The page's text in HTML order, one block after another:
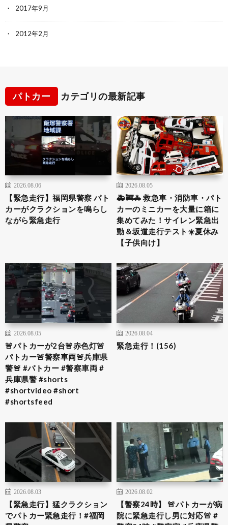
2017年9月
2012年2月
パトカー カテゴリの最新記事
2026.08.06
【緊急走行】福岡県警察 パト
カーがクラクションを鳴らし
ながら緊急走行
2026.08.05
🚑🚒🚓 救急車・消防車・パト
カーのミニカーを大量に箱に
集めてみた！サイレン緊急出
動＆坂道走行テスト☀️夏休み
【子供向け】
2026.08.05
🚨パトカーが2台🚨赤色灯🚨
パトカー🚨警察車両🚨兵庫県
警🚨 #パトカー #警察車両 #
兵庫県警 #shorts
#shortvideo #short
#shortsfeed
2026.08.04
緊急走行！(156)
2026.08.03
【緊急走行】猛クラクション
でパトカー緊急走行！#福岡
2026.08.02
【警察24時】 🚨パトカーが病
院に緊急走行し男に対応🚨 #